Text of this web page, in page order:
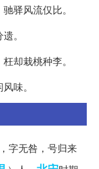
驿风流仅比。
。
却栽桃种李。
味。
字无咎，号归来